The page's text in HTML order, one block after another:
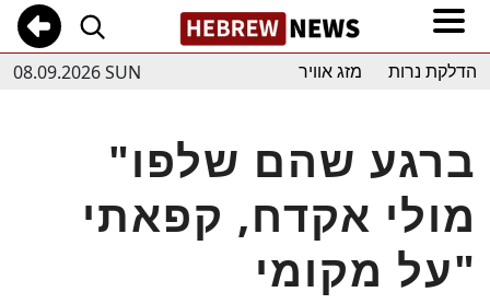
08.09.2026 SUN הדלקת נרות מזג אוויר
"ברגע שהם שלפו
מולי אקדח, קפאתי
על מקומי"